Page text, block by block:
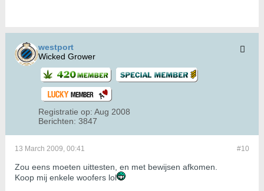
westport
Wicked Grower
Registratie op: Aug 2008
Berichten: 3847
#10
13 March 2009, 00:41
Zou eens moeten uittesten, en met bewijsen afkomen.
Koop mij enkele woofers lol